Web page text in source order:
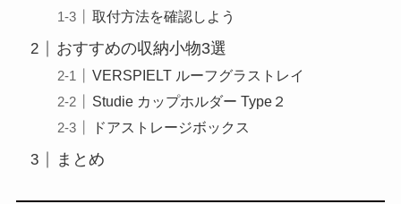
取付方法を確認しよう
おすすめの収納小物3選
VERSPIELT ルーフグラストレイ
Studie カップホルダー Type２
ドアストレージボックス
まとめ